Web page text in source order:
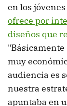
en los
ofrece por
diseños que
muy
audiencia es
nuestra
apuntaba en